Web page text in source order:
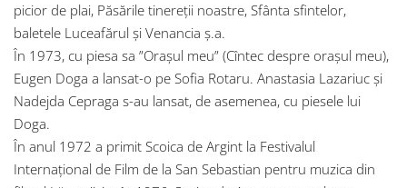
picior de plai, Păsările tinereții noastre, Sfânta sfintelor,
baletele Luceafărul și Venancia ș.a.
În 1973, cu piesa sa ”Orașul meu” (Cîntec despre orașul meu),
Eugen Doga a lansat-o pe Sofia Rotaru. Anastasia Lazariuc și
Nadejda Cepraga s-au lansat, de asemenea, cu piesele lui
Doga.
În anul 1972 a primit Scoica de Argint la Festivalul
Internațional de Film de la San Sebastian pentru muzica din